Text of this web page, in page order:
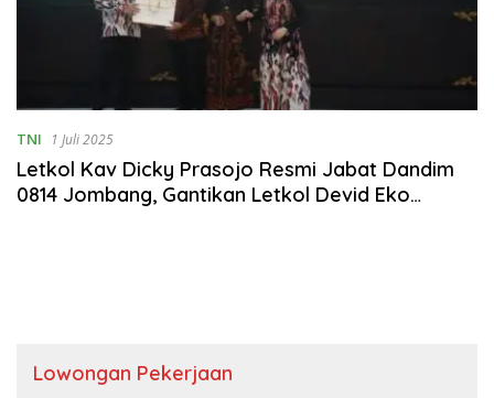
TNI 1 Juli 2025
Letkol Kav Dicky Prasojo Resmi Jabat Dandim
0814 Jombang, Gantikan Letkol Devid Eko
Lowongan Pekerjaan